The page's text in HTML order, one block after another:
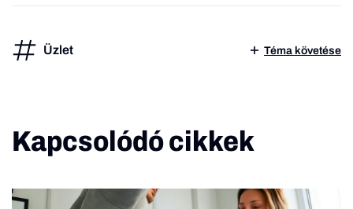
Üzlet Téma követése
Kapcsolódó cikkek